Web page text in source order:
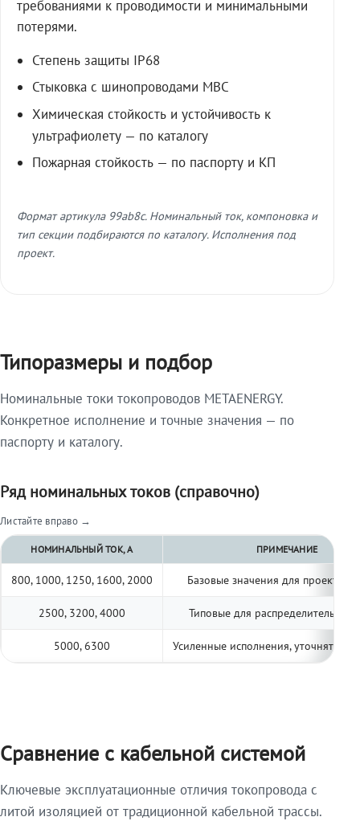
требованиями к проводимости и минимальными
потерями.
Степень защиты IP68
Стыковка с шинопроводами МВС
Химическая стойкость и устойчивость к
ультрафиолету — по каталогу
Пожарная стойкость — по паспорту и КП
Формат артикула 99ab8c. Номинальный ток, компоновка и
тип секции подбираются по каталогу. Исполнения под
проект.
Типоразмеры и подбор
Номинальные токи токопроводов METAENERGY.
Конкретное исполнение и точные значения — по
паспорту и каталогу.
Ряд номинальных токов (справочно)
Листайте вправо →
НОМИНАЛЬНЫЙ ТОК, А ПРИМЕЧАНИЕ
800, 1000, 1250, 1600, 2000 Базовые значения для
2500, 3200, 4000 Типовые для распределительных
5000, 6300 Усиленные исполнения, уточнять по
Сравнение с кабельной системой
Ключевые эксплуатационные отличия токопровода с
литой изоляцией от традиционной кабельной трассы.